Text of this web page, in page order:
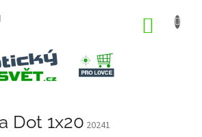
Dot 1x20 20241